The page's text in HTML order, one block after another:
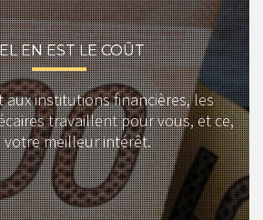
EN EST LE COÛT
aux institutions financières, les
travaillent pour vous, et ce,
votre meilleur intérêt.